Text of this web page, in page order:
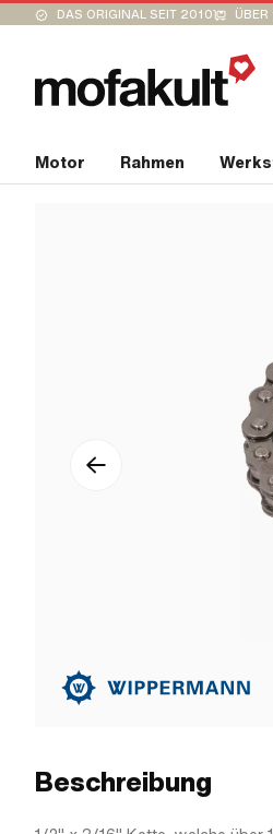
DAS ORIGINAL SEIT 2010 ÜBER
Motor Rahmen
Beschreibung